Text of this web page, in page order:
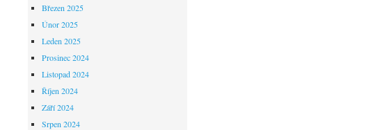
Březen 2025
Únor 2025
Leden 2025
Prosinec 2024
Listopad 2024
Říjen 2024
Září 2024
Srpen 2024